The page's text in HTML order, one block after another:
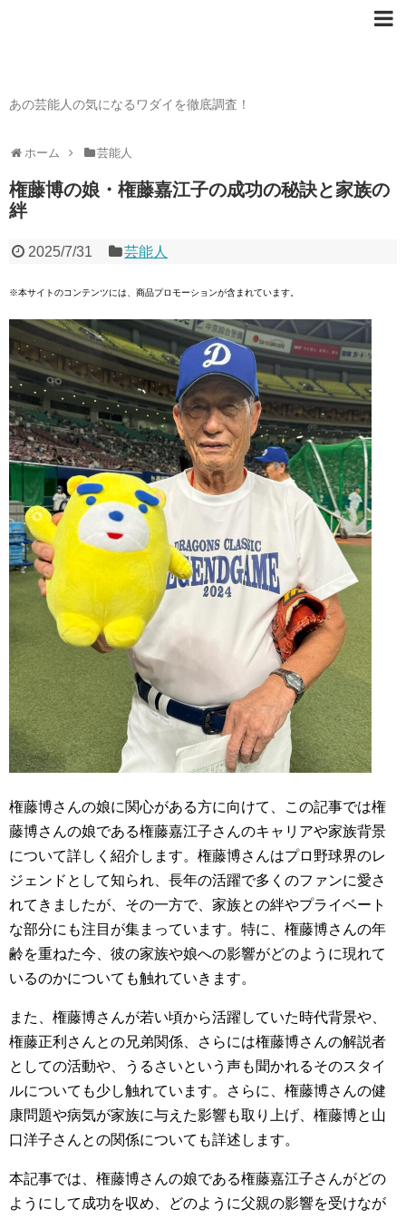
あの芸能人の気になるワダイを徹底調査！
ホーム 芸能人
権藤博の娘・権藤嘉江子の成功の秘訣と家族の
絆
2025/7/31 芸能人
※本サイトのコンテンツには、商品プロモーションが含まれています。
権藤博さんの娘に関心がある方に向けて、この記事では権
藤博さんの娘である権藤嘉江子さんのキャリアや家族背景
について詳しく紹介します。権藤博さんはプロ野球界のレ
ジェンドとして知られ、長年の活躍で多くのファンに愛さ
れてきましたが、その一方で、家族との絆やプライベート
な部分にも注目が集まっています。特に、権藤博さんの年
齢を重ねた今、彼の家族や娘への影響がどのように現れて
いるのかについても触れていきます。
また、権藤博さんが若い頃から活躍していた時代背景や、
権藤正利さんとの兄弟関係、さらには権藤博さんの解説者
としての活動や、うるさいという声も聞かれるそのスタイ
ルについても少し触れています。さらに、権藤博さんの健
康問題や病気が家族に与えた影響も取り上げ、権藤博と山
口洋子さんとの関係についても詳述します。
本記事では、権藤博さんの娘である権藤嘉江子さんがどの
ようにして成功を収め、どのように父親の影響を受けなが